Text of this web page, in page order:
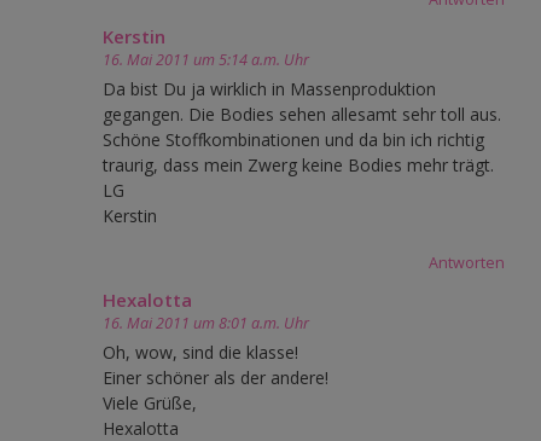
Kerstin
16. Mai 2011 um 5:14 a.m. Uhr
Da bist Du ja wirklich in Massenproduktion
gegangen. Die Bodies sehen allesamt sehr toll aus.
Schöne Stoffkombinationen und da bin ich richtig
traurig, dass mein Zwerg keine Bodies mehr trägt.
LG
Kerstin
Antworten
Hexalotta
16. Mai 2011 um 8:01 a.m. Uhr
Oh, wow, sind die klasse!
Einer schöner als der andere!
Viele Grüße,
Hexalotta